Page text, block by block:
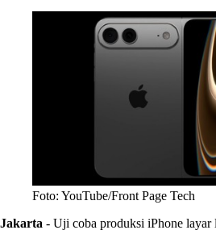
Foto: YouTube/Front Page Tech
Jakarta - Uji coba produksi iPhone layar